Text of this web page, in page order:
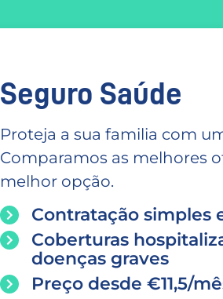
Seguro Saúde
Proteja a sua familia com
Comparamos as melhores
melhor opção.
Contratação simples
Coberturas
doenças graves
Preço desde €11,5/